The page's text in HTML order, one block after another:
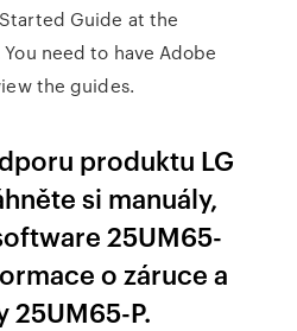
Guide at the
need to have Adobe
the guides.
produktu LG
si manuály,
25UM65-
o záruce a
25UM65-P.